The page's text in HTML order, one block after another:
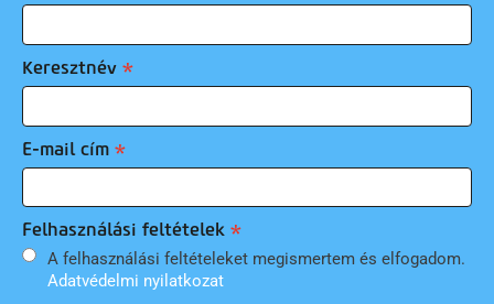
Keresztnév
E-mail cím
Felhasználási feltételek
A felhasználási feltételeket megismertem és elfogadom.
Adatvédelmi nyilatkozat